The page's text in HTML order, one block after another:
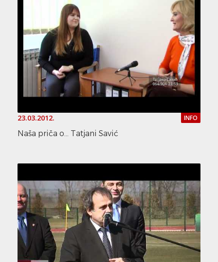
23.03.2012. INFO
Naša priča o... Tatjani Savić